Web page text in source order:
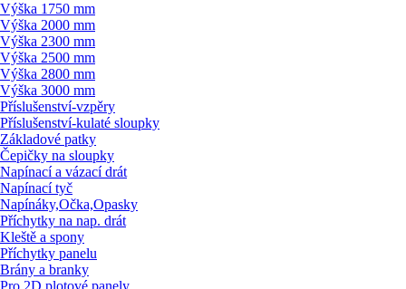
Výška 1750 mm
Výška 2000 mm
Výška 2300 mm
Výška 2500 mm
Výška 2800 mm
Výška 3000 mm
Příslušenství-vzpěry
Příslušenství-kulaté sloupky
Základové patky
Čepičky na sloupky
Napínací a vázací drát
Napínací tyč
Napínáky,Očka,Opasky
Příchytky na nap. drát
Kleště a spony
Příchytky panelu
Brány a branky
Pro 2D plotové panely